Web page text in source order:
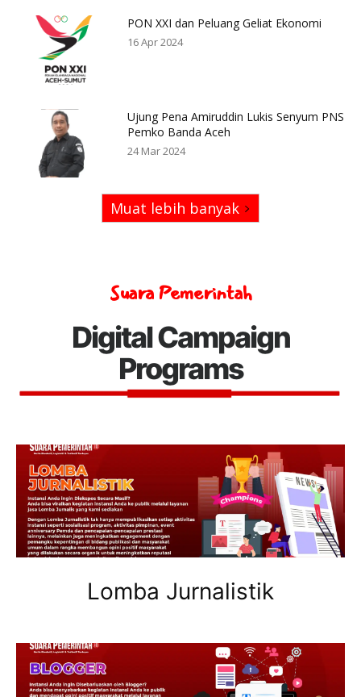
PON XXI dan Peluang Geliat Ekonomi
16 Apr 2024
Ujung Pena Amiruddin Lukis Senyum PNS
Pemko Banda Aceh
24 Mar 2024
Muat lebih banyak
Suara Pemerintah
Digital Campaign
Programs
Lomba Jurnalistik